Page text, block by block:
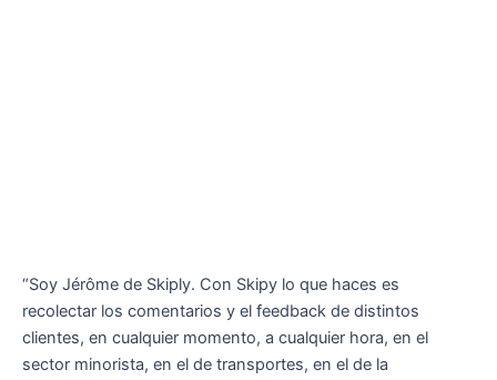
“Soy Jérôme de Skiply. Con Skipy lo que haces es
recolectar los comentarios y el feedback de distintos
clientes, en cualquier momento, a cualquier hora, en el
sector minorista, en el de transportes, en el de la